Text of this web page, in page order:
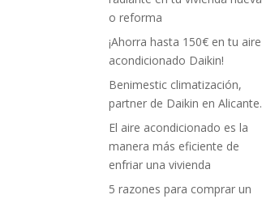
o reforma
¡Ahorra hasta 150€ en tu aire
acondicionado Daikin!
Benimestic climatización,
partner de Daikin en Alicante.
El aire acondicionado es la
manera más eficiente de
enfriar una vivienda
5 razones para comprar un